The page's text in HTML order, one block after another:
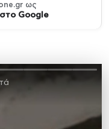
ως
Google